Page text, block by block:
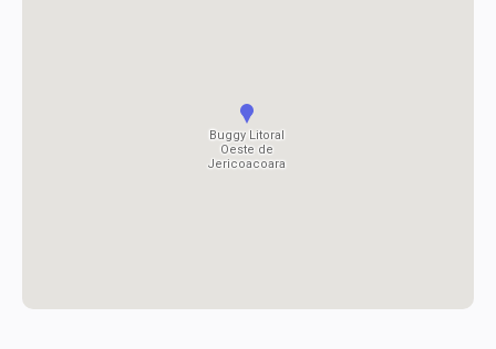
Buggy Litoral
Oeste de
Jericoacoara